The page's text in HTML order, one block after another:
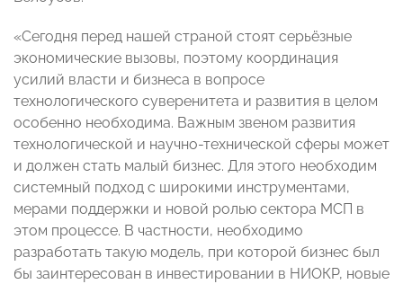
«Сегодня перед нашей страной стоят серьёзные
экономические вызовы, поэтому координация
усилий власти и бизнеса в вопросе
технологического суверенитета и развития в целом
особенно необходима. Важным звеном развития
технологической и научно-технической сферы может
и должен стать малый бизнес. Для этого необходим
системный подход с широкими инструментами,
мерами поддержки и новой ролью сектора МСП в
этом процессе. В частности, необходимо
разработать такую модель, при которой бизнес был
бы заинтересован в инвестировании в НИОКР, новые